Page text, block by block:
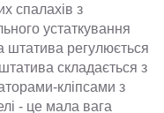
спалахів з
устаткування
штатива регулюється
складається з
кліпсами з
- це мала вага